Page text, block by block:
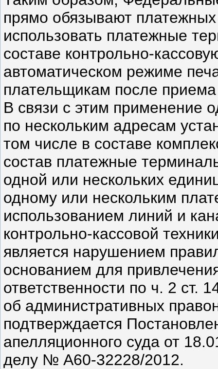
прямо обязывают
использовать платежные
составе контрольно-
автоматическом режиме
плательщикам после
В связи с этим применение
по нескольким адресам
том числе в составе
состав платежные
одной или нескольких
одному или нескольким
использованием линий и
контрольно-кассовой
является нарушением
основанием для
ответственности по ч. 2 ст.
об административных
подтверждается
апелляционного суда от
делу № А60-32228/2012.